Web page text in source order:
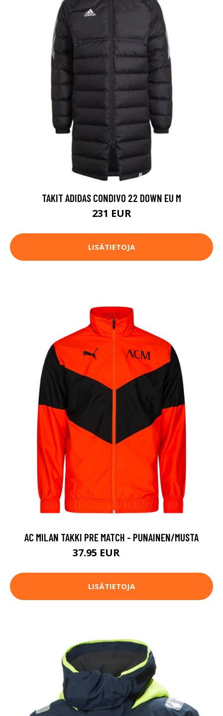
TAKIT ADIDAS CONDIVO 22 DOWN EU M
231 EUR
LISÄTIETOJA
AC MILAN TAKKI PRE MATCH - PUNAINEN/MUSTA
37.95 EUR
LISÄTIETOJA